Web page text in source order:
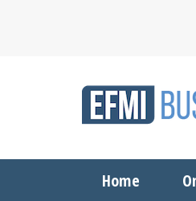
Home